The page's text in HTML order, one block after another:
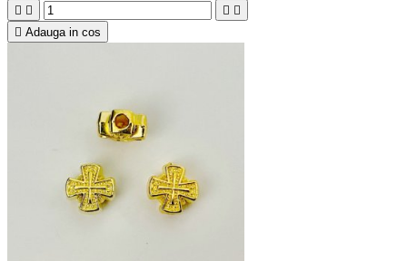
   
 Adauga in cos